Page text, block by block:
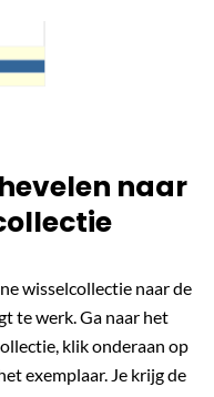
naar
wisselcollectie naar de
te werk. Ga naar het
klik onderaan op
exemplaar. Je krijg de